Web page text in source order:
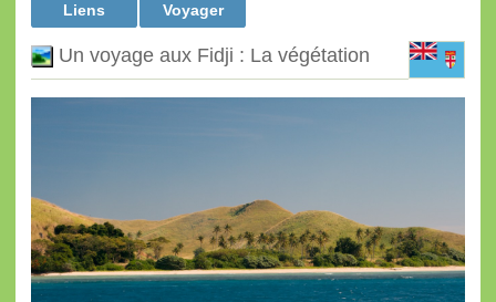
Liens
Voyager
Un voyage aux Fidji : La végétation